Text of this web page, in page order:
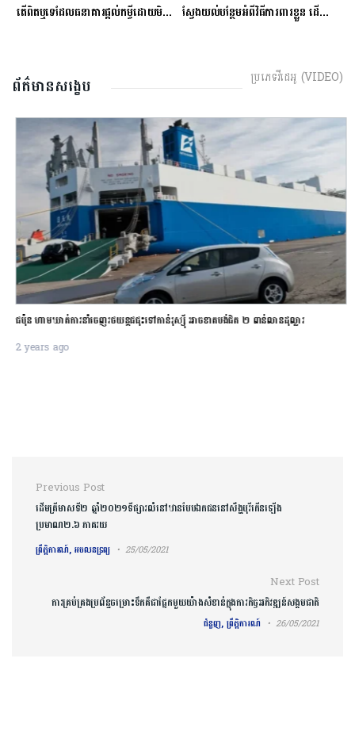
តើពិតឬទេដែលធនាគារផ្ដល់កម្ចីដោយមិនសិក្សាលើលទ្ធភាពសងត្រឡប់? ស្វែងយល់បន្ថែមអំពីវិធីការពារខ្លួន ដើម្បីជៀសវាងពីការឆបោកតាមបច្ចេកវិទ្យាហិរញ្ញវត្ថុ!
ព័ត៌មានសង្ខេប ប្រភេទវីដេអូ (VIDEO)
ជប៉ុន ហាមឃាត់ការនាំចេញរថយន្តជជុះទៅកាន់រុស្ស៊ី អាចខាតបង់ជិត ២ ពាន់លានដុល្លារ
2 years ago
Post navigation
Previous Post
ដើមត្រីមាសទី២ ឆ្នាំ២០២១ទីផ្សារលំនៅឋានបែបឯកជននៅសឹង្ហបុរីកើនឡើង
ប្រមាណ២.៦ ភាគរយ
ព្រឹត្តិការណ៍, អចលនទ្រព្យ 25/05/2021
Next Post
ការគ្រប់គ្រងប្រព័ន្ធចម្រោះទឹកគឺជាផ្នែកមួយយ៉ាងសំខាន់ក្នុងការកិច្ចអភិវឌ្ឍន៍សង្គមជាតិ
ជំនួញ, ព្រឹត្តិការណ៍ 26/05/2021